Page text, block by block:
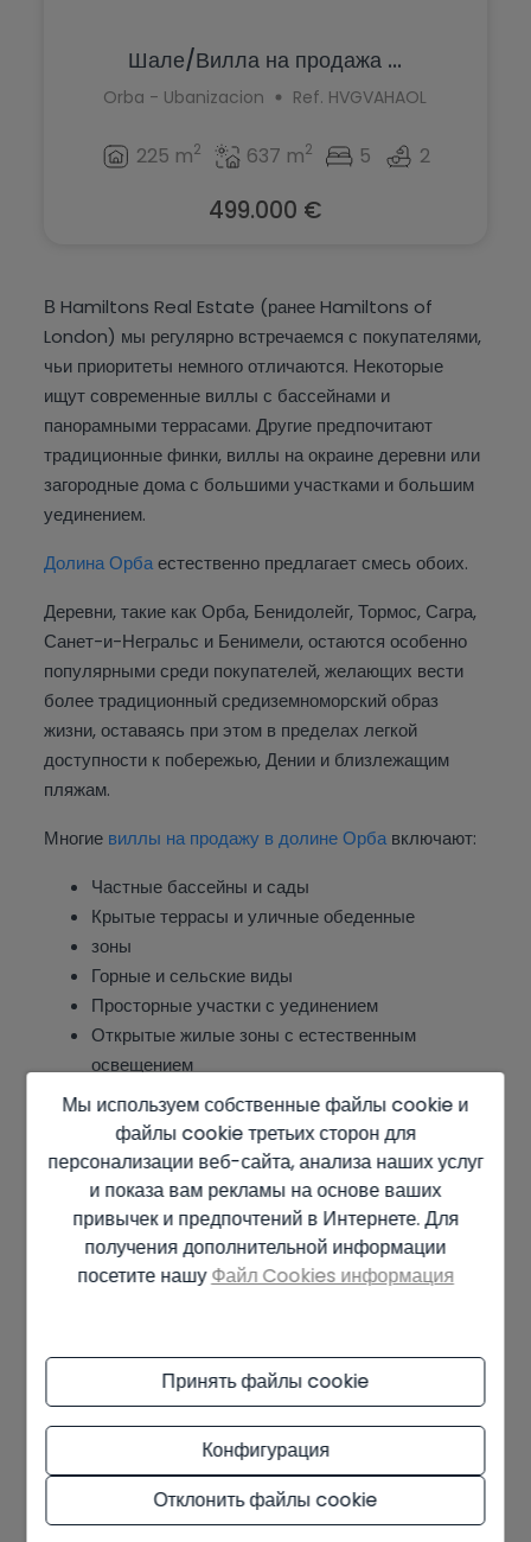
Шале/Вилла на продажа ...
Orba - Ubanizacion Ref. HVGVAHAOL
225 m2 637 m2 5 2
499.000 €
В Hamiltons Real Estate (ранее Hamiltons of
London) мы регулярно встречаемся с покупателями,
чьи приоритеты немного отличаются. Некоторые
ищут современные виллы с бассейнами и
панорамными террасами. Другие предпочитают
традиционные финки, виллы на окраине деревни или
загородные дома с большими участками и большим
уединением.
Долина Орбаестественно предлагает смесь обоих.
Деревни, такие как Орба, Бенидолейг, Тормос, Сагра,
Санет-и-Негральс и Бенимели, остаются особенно
популярными среди покупателей, желающих вести
более традиционный средиземноморский образ
жизни, оставаясь при этом в пределах легкой
доступности к побережью, Дении и близлежащим
пляжам.
Многие виллы на продажу в долине Орбавключают:
Частные бассейны и сады
Крытые террасы и уличные обеденные
зоны
Горные и сельские виды
Просторные участки с уединением
Открытые жилые зоны с естественным
освещением
Традиционный средиземноморский характер
или современные обновления
Многие покупатели замечают, проведя время в
долине, — это то, как быстро меняются
повседневные привычки. Утра на улице с кофе,
вечера на террасе и время, проведённое за
пейзажами, удивительно быстро становятся частью
Район привлекает широкий круг покупателей.
Некоторые переезжают в Испанию навсегда, другие
делят время между странами и хотят где-то в
достаточно комфортном месте, чтобы наслаждаться
им весь год. Многие покупатели также привлекаются
к долине, потому что недвижимость часто предлагает
Мы используем собственные файлы cookie и
файлы cookie третьих сторон для
персонализации веб-сайта, анализа наших услуг
и показа вам рекламы на основе ваших
привычек и предпочтений в Интернете. Для
получения дополнительной информации
посетите нашуФайл Cookies информация
Принять файлы cookie
Конфигурация
Отклонить файлы cookie